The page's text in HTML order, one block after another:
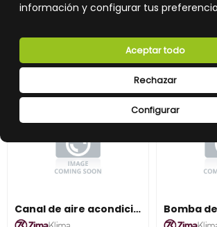
información y configurar tus
Configurar
Rechazar
Aceptar todo
Añade al carrito y sigue el proceso
Añade al
Canal de aire acondicionado ZIMAKLIMA 1403-3502 modular para instalaciones comerciales